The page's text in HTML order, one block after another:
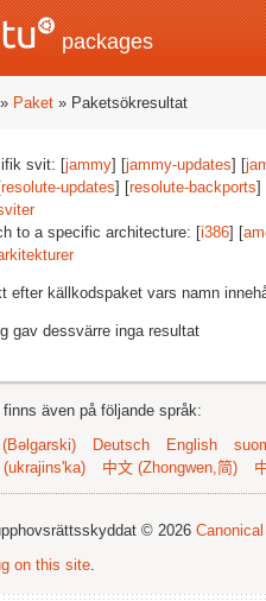
packages
» Paket » Paketsökresultat
svit: [jammy] [jammy-updates] [
resolute-updates] [resolute-backports]
to a specific architecture: [i386] [
efter källkodspaket vars namn
gav dessvärre inga resultat
finns även på följande språk:
Deutsch English
(ukrajins'ka)
中文 (Zhongwen,简)
© 2026
on this site.